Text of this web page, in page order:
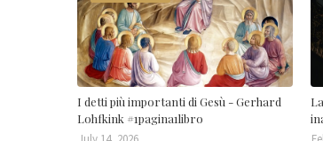
I detti più importanti di Gesù - Gerhard
Lohfkink #1pagina1libro